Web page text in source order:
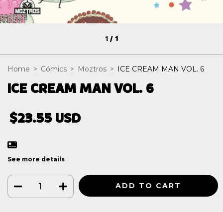
1/1
Home > Cómics > Moztros > ICE CREAM MAN VOL. 6
ICE CREAM MAN VOL. 6
$23.55 USD
See more details